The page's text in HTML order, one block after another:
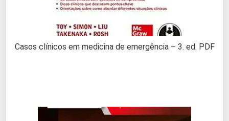
Casos clínicos em medicina de emergência – 3. ed. PDF